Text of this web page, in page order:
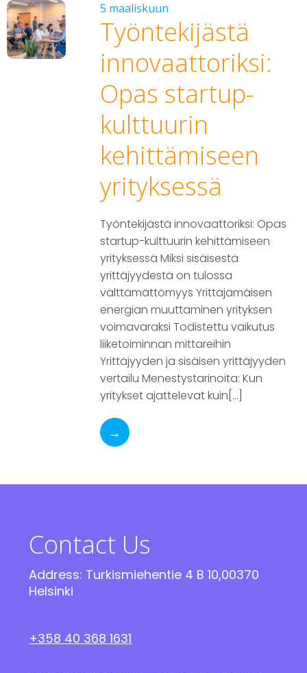
5 maaliskuun
Työntekijästä
innovaattoriksi:
Opas startup-
kulttuurin
kehittämiseen
yrityksessä
Työntekijästä innovaattoriksi: Opas
startup-kulttuurin kehittämiseen
yrityksessä Miksi sisäisestä
yrittäjyydestä on tulossa
välttämättömyys Yrittäjämäisen
energian muuttaminen yrityksen
voimavaraksi Todistettu vaikutus
liiketoiminnan mittareihin
Yrittäjyyden ja sisäisen yrittäjyyden
vertailu Menestystarinoita: Kun
yritykset ajattelevat kuin[…]
→
Contact Us
Address: Turkismiehentie 4 B 10,00370
Helsinki
+358 40 368 1631